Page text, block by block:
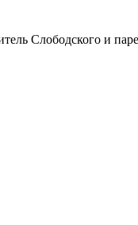
Слободского и